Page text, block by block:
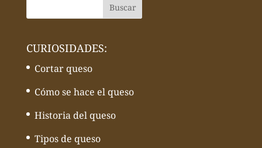
CURIOSIDADES:
Cortar queso
Cómo se hace el queso
Historia del queso
Tipos de queso